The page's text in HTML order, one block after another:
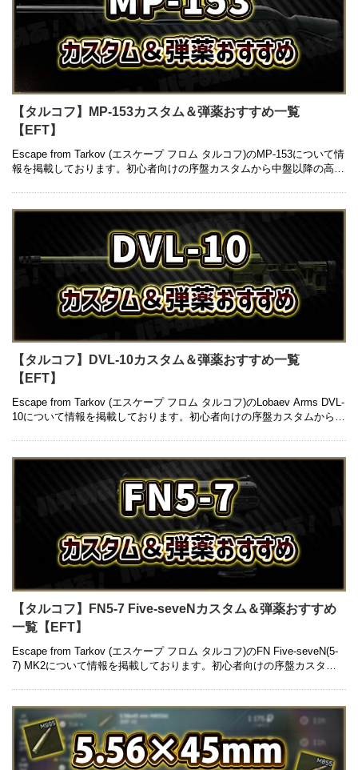
【タルコフ】MP-153カスタム＆弾薬おすすめ一覧
【EFT】
Escape from Tarkov (エスケープ フロム タルコフ)のMP-153について情
報を掲載しております。初心者向けの序盤カスタムから中盤以降の高級
【タルコフ】DVL-10カスタム＆弾薬おすすめ一覧
【EFT】
Escape from Tarkov (エスケープ フロム タルコフ)のLobaev Arms DVL-
10について情報を掲載しております。初心者向けの序盤カスタムから中
【タルコフ】FN5-7 Five-seveNカスタム＆弾薬おすすめ
一覧【EFT】
Escape from Tarkov (エスケープ フロム タルコフ)のFN Five-seveN(5-
7) MK2について情報を掲載しております。初心者向けの序盤カスタム